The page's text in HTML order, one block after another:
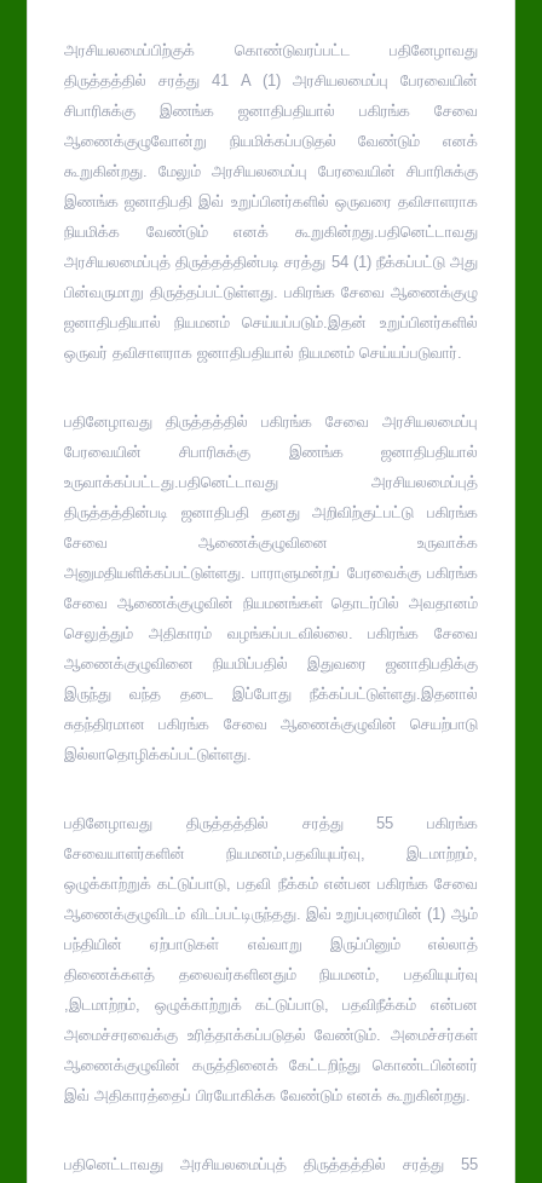
அரசியலமைப்பிற்குக் கொண்டுவரப்பட்ட பதினேழாவது
திருத்தத்தில் சரத்து 41 A (1) அரசியலமைப்பு பேரவையின்
சிபாரிசுக்கு இணங்க ஜனாதிபதியால் பகிரங்க சேவை
ஆணைக்குழுவோன்று நியமிக்கப்படுதல் வேண்டும் எனக்
கூறுகின்றது. மேலும் அரசியலமைப்பு பேரவையின் சிபாரிசுக்கு
இணங்க ஜனாதிபதி இவ் உறுப்பினர்களில் ஒருவரை தவிசாளராக
நியமிக்க வேண்டும் எனக் கூறுகின்றது.பதினெட்டாவது
அரசியலமைப்புத் திருத்தத்தின்படி சரத்து 54 (1) நீக்கப்பட்டு அது
பின்வருமாறு திருத்தப்பட்டுள்ளது. பகிரங்க சேவை ஆணைக்குழு
ஜனாதிபதியால் நியமனம் செய்யப்படும்.இதன் உறுப்பினர்களில்
ஒருவர் தவிசாளராக ஜனாதிபதியால் நியமனம் செய்யப்படுவார்.
பதினேழாவது திருத்தத்தில் பகிரங்க சேவை அரசியலமைப்பு
பேரவையின் சிபாரிசுக்கு இணங்க ஜனாதிபதியால்
உருவாக்கப்பட்டது.பதினெட்டாவது அரசியலமைப்புத்
திருத்தத்தின்படி ஜனாதிபதி தனது அறிவிற்குட்பட்டு பகிரங்க
சேவை ஆணைக்குழுவினை உருவாக்க
அனுமதியளிக்கப்பட்டுள்ளது. பாராளுமன்றப் பேரவைக்கு பகிரங்க
சேவை ஆணைக்குழுவின் நியமனங்கள் தொடர்பில் அவதானம்
செலுத்தும் அதிகாரம் வழங்கப்படவில்லை. பகிரங்க சேவை
ஆணைக்குழுவினை நியமிப்பதில் இதுவரை ஜனாதிபதிக்கு
இருந்து வந்த தடை இப்போது நீக்கப்பட்டுள்ளது.இதனால்
சுதந்திரமான பகிரங்க சேவை ஆணைக்குழுவின் செயற்பாடு
இல்லாதொழிக்கப்பட்டுள்ளது.
பதினேழாவது திருத்தத்தில் சரத்து 55 பகிரங்க
சேவையாளர்களின் நியமனம்,பதவியுயர்வு, இடமாற்றம்,
ஒழுக்காற்றுக் கட்டுப்பாடு, பதவி நீக்கம் என்பன பகிரங்க சேவை
ஆணைக்குழுவிடம் விடப்பட்டிருந்தது. இவ் உறுப்புரையின் (1) ஆம்
பந்தியின் ஏற்பாடுகள் எவ்வாறு இருப்பினும் எல்லாத்
திணைக்களத் தலைவர்களினதும் நியமனம், பதவியுயர்வு
,இடமாற்றம், ஒழுக்காற்றுக் கட்டுப்பாடு, பதவிநீக்கம் என்பன
அமைச்சரவைக்கு உரித்தாக்கப்படுதல் வேண்டும். அமைச்சர்கள்
ஆணைக்குழுவின் கருத்தினைக் கேட்டறிந்து கொண்டபின்னர்
இவ் அதிகாரத்தைப் பிரயோகிக்க வேண்டும் எனக் கூறுகின்றது.
பதினெட்டாவது அரசியலமைப்புத் திருத்தத்தில் சரத்து 55